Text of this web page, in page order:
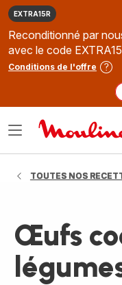
EXTRA15R
Reconditionné par
avec le code
Conditions de l'offre
Ouvrir
TOUTES NOS
Œufs